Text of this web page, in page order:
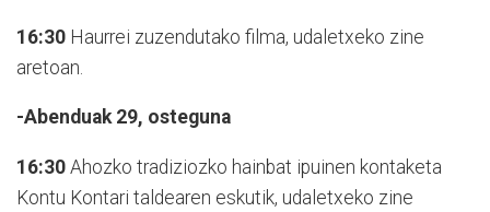
16:30 Haurrei zuzendutako filma, udaletxeko zine
aretoan.
-Abenduak 29, osteguna
16:30 Ahozko tradiziozko hainbat ipuinen kontaketa
Kontu Kontari taldearen eskutik, udaletxeko zine